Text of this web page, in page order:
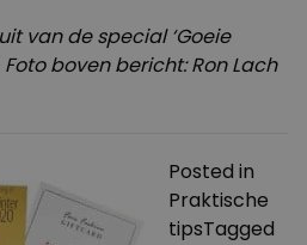
van de special ‘Goeie
Foto boven bericht: Ron Lach
Posted in
Praktische
tipsTagged